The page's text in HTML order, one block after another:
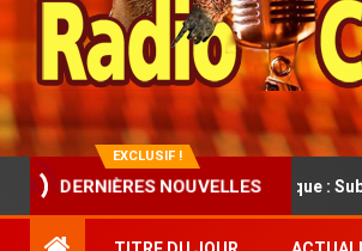
EXCLUSIF !
DERNIÈRES NOUVELLES
et folk rock cathartique : Subtle Lovers